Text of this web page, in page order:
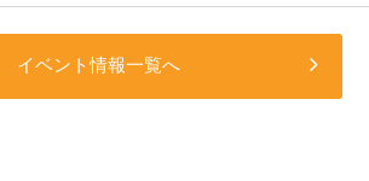
イベント情報一覧へ